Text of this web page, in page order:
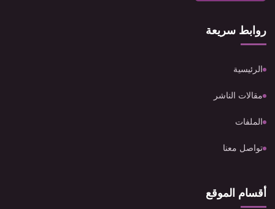
روابط سريعة
الرئيسية
مقالات الناشر
الملفات
تواصل معنا
أقسام الموقع